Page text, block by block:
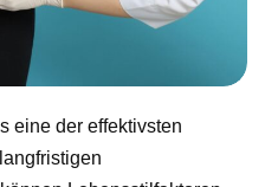
eine der effektivsten